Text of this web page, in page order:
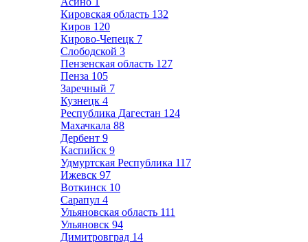
Кировская область 132
Киров 120
Кирово-Чепецк 7
Слободской 3
Пензенская область 127
Пенза 105
Заречный 7
Кузнецк 4
Республика Дагестан 124
Махачкала 88
Дербент 9
Каспийск 9
Удмуртская Республика 117
Ижевск 97
Воткинск 10
Сарапул 4
Ульяновская область 111
Ульяновск 94
Димитровград 14